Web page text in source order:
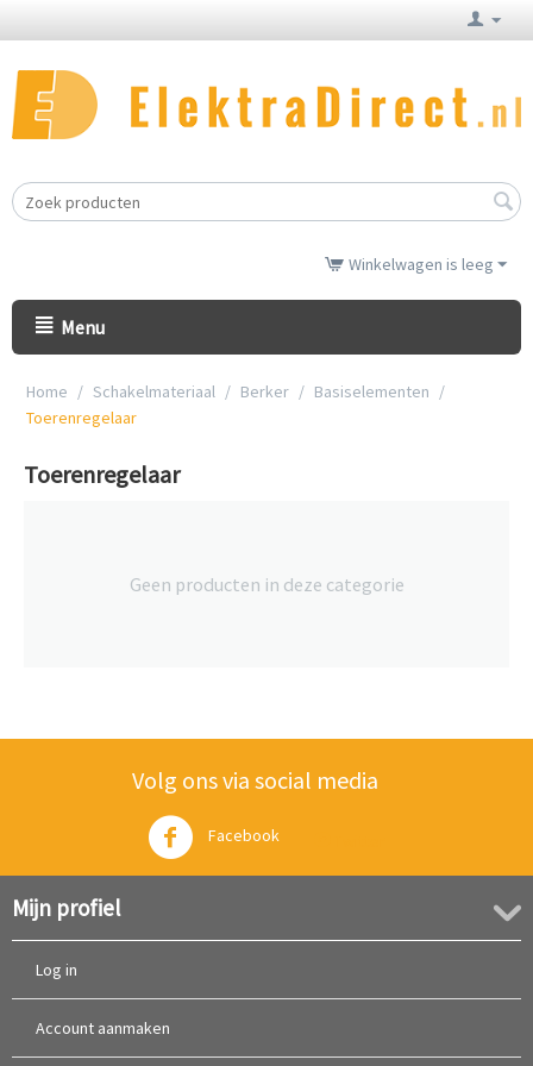
Winkelwagen is leeg
Menu
Home / Schakelmateriaal / Berker / Basiselementen /
Toerenregelaar
Toerenregelaar
Geen producten in deze categorie
Volg ons via social media
Facebook
Mijn profiel
Log in
Account aanmaken